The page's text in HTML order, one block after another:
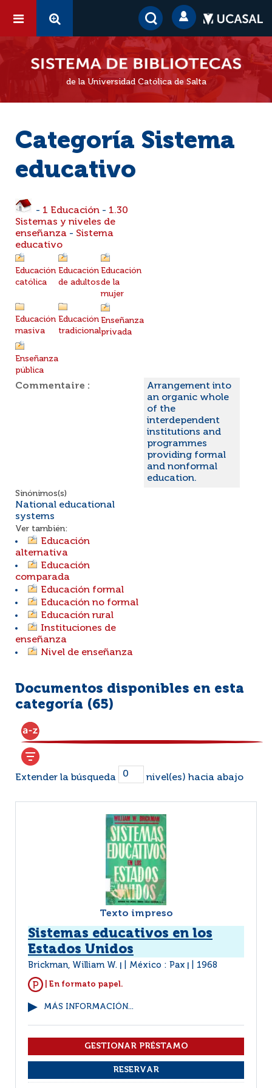
de la Universidad Católica de Salta
Categoría Sistema
educativo
- 1 Educación - 1.30
Sistemas y niveles de
enseñanza - Sistema
educativo
Educación
católica
Educación
de adultos
Educación
de la
mujer
Educación
masiva
Educación
tradicional
Enseñanza
privada
Enseñanza
pública
Commentaire :
Arrangement into
an organic whole
of the
interdependent
institutions and
programmes
providing formal
and nonformal
education.
Sinónimos(s)
National educational
systems
Ver también:
Educación
alternativa
Educación
comparada
Educación formal
Educación no formal
Educación rural
Instituciones de
enseñanza
Nivel de enseñanza
Documentos disponibles en esta
categoría (65)
Extender la búsqueda nivel(es) hacia abajo
Texto impreso
Sistemas educativos en los
Estados Unidos
Brickman, William W. México : Pax 1968
| En formato papel.
MÁS INFORMACIÓN...